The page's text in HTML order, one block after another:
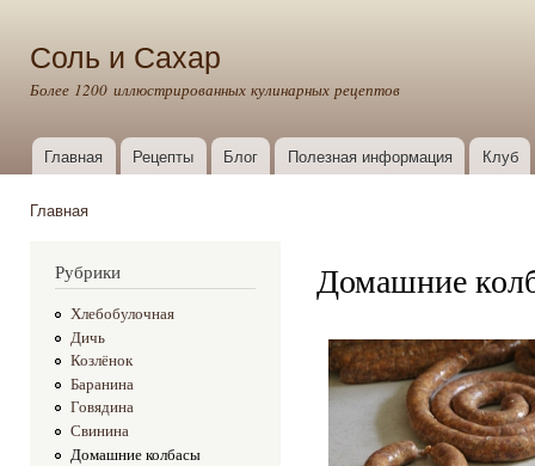
Соль и Сахар
Более 1200 иллюстрированных кулинарных рецептов
Главное меню
Главная Рецепты Блог Полезная информация Клуб
Главная
Рубрики
Хлебобулочная
Дичь
Козлёнок
Баранина
Говядина
Свинина
Домашние колбасы
Домашние